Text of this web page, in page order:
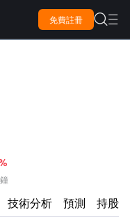
免費註冊  
技術分析 預測 持股